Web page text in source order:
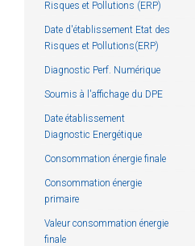
Risques et Pollutions (ERP)
Date d'établissement Etat des
Risques et Pollutions(ERP)
Diagnostic Perf. Numérique
Soumis à l'affichage du DPE
Date établissement
Diagnostic Energétique
Consommation énergie finale
Consommation énergie
primaire
Valeur consommation énergie
finale